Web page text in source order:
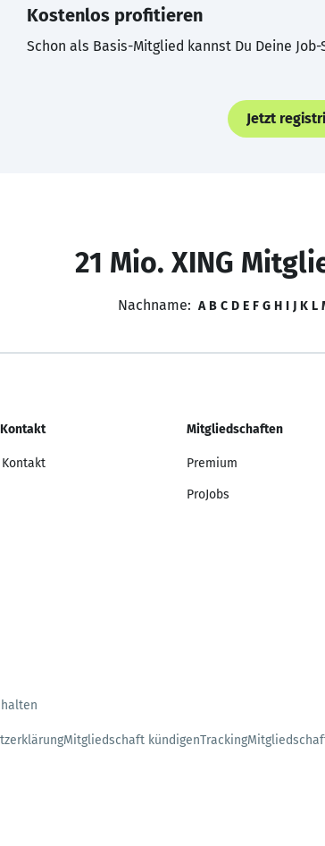
Kostenlos profitieren
Schon als Basis-Mitglied kannst Du Deine
Jetzt
21 Mio. XING
Nachname: A B C D E F G H I J K L
Mitgliedschaften
Premium
ProJobs
Mitgliedschaft kündigenTracking